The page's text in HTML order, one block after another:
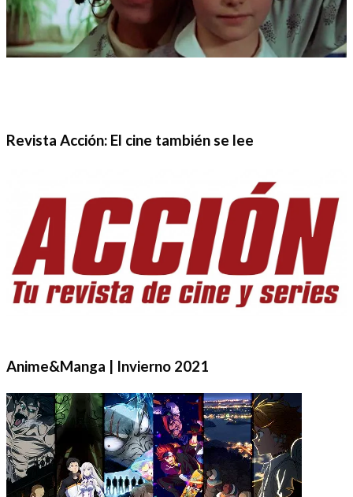
Revista Acción: El cine también se lee
Anime&Manga | Invierno 2021